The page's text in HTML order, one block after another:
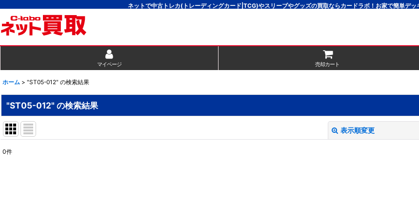
ネットで中古トレカ(トレーディングカード|TCG)やスリーブやグッズの買取ならカードラボ！お家で簡単デッ
マイページ 売却カート
ホーム > "ST05-012" の検索結果
"ST05-012" の検索結果
表示順変更
商品検索
0件